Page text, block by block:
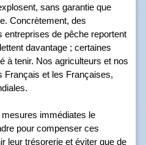
sans garantie que
Concrètement, des
entreprises de pêche reportent
davantage ; certaines
à tenir. Nos agriculteurs et nos
Français et les Françaises,
immédiates le
pour compenser ces
leur trésorerie et éviter que de